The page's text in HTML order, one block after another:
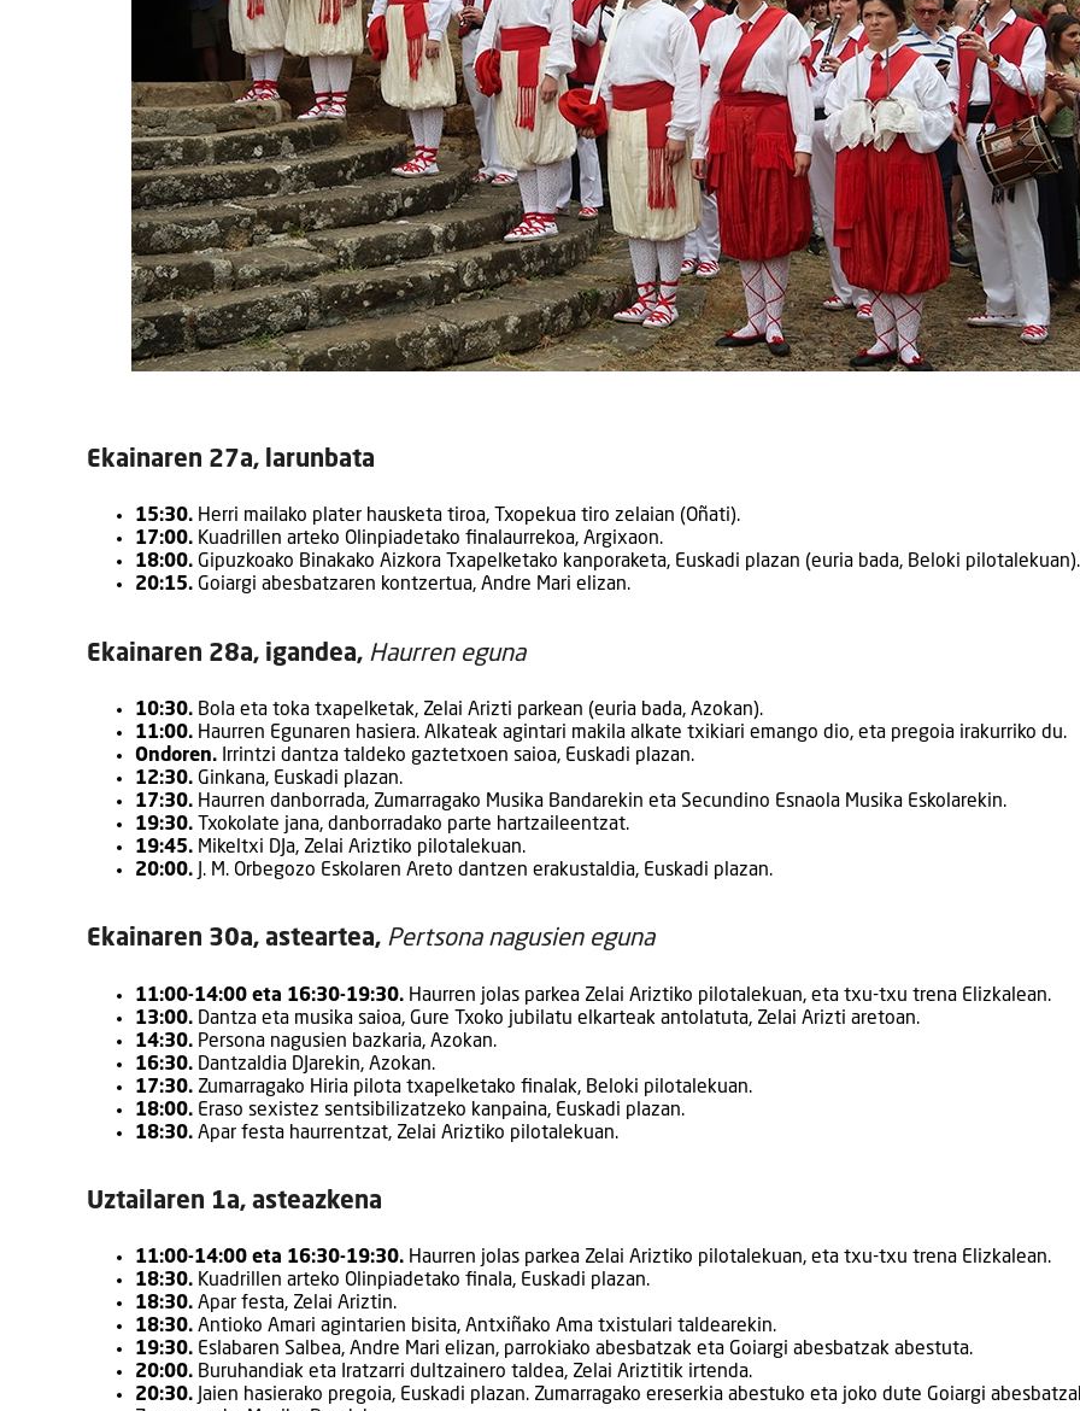
Ekainaren 27a, larunbata
15:30. Herri mailako plater hausketa tiroa, Txopekua tiro zelaian (Oñati).
17:00. Kuadrillen arteko Olinpiadetako finalaurrekoa, Argixaon.
18:00. Gipuzkoako Binakako Aizkora Txapelketako kanporaketa, Euskadi plazan (euria bada, Beloki pilotalekuan).
20:15. Goiargi abesbatzaren kontzertua, Andre Mari elizan.
Ekainaren 28a, igandea, Haurren eguna
10:30. Bola eta toka txapelketak, Zelai Arizti parkean (euria bada, Azokan).
11:00. Haurren Egunaren hasiera. Alkateak agintari makila alkate txikiari emango dio, eta pregoia irakurriko du.
Ondoren. Irrintzi dantza taldeko gaztetxoen saioa, Euskadi plazan.
12:30. Ginkana, Euskadi plazan.
17:30. Haurren danborrada, Zumarragako Musika Bandarekin eta Secundino Esnaola Musika Eskolarekin.
19:30. Txokolate jana, danborradako parte hartzaileentzat.
19:45. Mikeltxi DJa, Zelai Ariztiko pilotalekuan.
20:00. J. M. Orbegozo Eskolaren Areto dantzen erakustaldia, Euskadi plazan.
Ekainaren 30a, asteartea, Pertsona nagusien eguna
11:00-14:00 eta 16:30-19:30. Haurren jolas parkea Zelai Ariztiko pilotalekuan, eta txu-txu trena Elizkalean.
13:00. Dantza eta musika saioa, Gure Txoko jubilatu elkarteak antolatuta, Zelai Arizti aretoan.
14:30. Persona nagusien bazkaria, Azokan.
16:30. Dantzaldia DJarekin, Azokan.
17:30. Zumarragako Hiria pilota txapelketako finalak, Beloki pilotalekuan.
18:00. Eraso sexistez sentsibilizatzeko kanpaina, Euskadi plazan.
18:30. Apar festa haurrentzat, Zelai Ariztiko pilotalekuan.
Uztailaren 1a, asteazkena
11:00-14:00 eta 16:30-19:30. Haurren jolas parkea Zelai Ariztiko pilotalekuan, eta txu-txu trena Elizkalean.
18:30. Kuadrillen arteko Olinpiadetako finala, Euskadi plazan.
18:30. Apar festa, Zelai Ariztin.
18:30. Antioko Amari agintarien bisita, Antxiñako Ama txistulari taldearekin.
19:30. Eslabaren Salbea, Andre Mari elizan, parrokiako abesbatzak eta Goiargi abesbatzak abestuta.
20:00. Buruhandiak eta Iratzarri dultzainero taldea, Zelai Ariztitik irtenda.
20:30. Jaien hasierako pregoia, Euskadi plazan. Zumarragako ereserkia abestuko eta joko dute Goiargi